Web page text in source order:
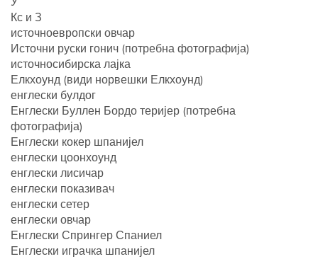
Кс и З
источноевропски овчар
Источни руски гонич (потребна фотографија)
источносибирска лајка
Елкхоунд (види норвешки Елкхоунд)
енглески булдог
Енглески Буллен Бордо теријер (потребна
фотографија)
Енглески кокер шпанијел
енглески цоонхоунд
енглески лисичар
енглески показивач
енглески сетер
енглески овчар
Енглески Спрингер Спаниел
Енглески играчка шпанијел